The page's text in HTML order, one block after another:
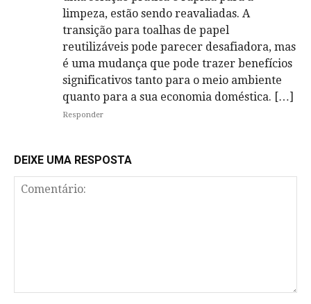
limpeza, estão sendo reavaliadas. A
transição para toalhas de papel
reutilizáveis pode parecer desafiadora, mas
é uma mudança que pode trazer benefícios
significativos tanto para o meio ambiente
quanto para a sua economia doméstica. […]
Responder
DEIXE UMA RESPOSTA